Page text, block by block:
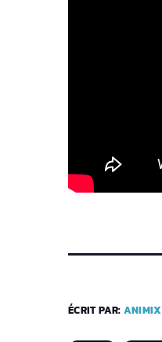
ÉCRIT PAR: ANIMIX